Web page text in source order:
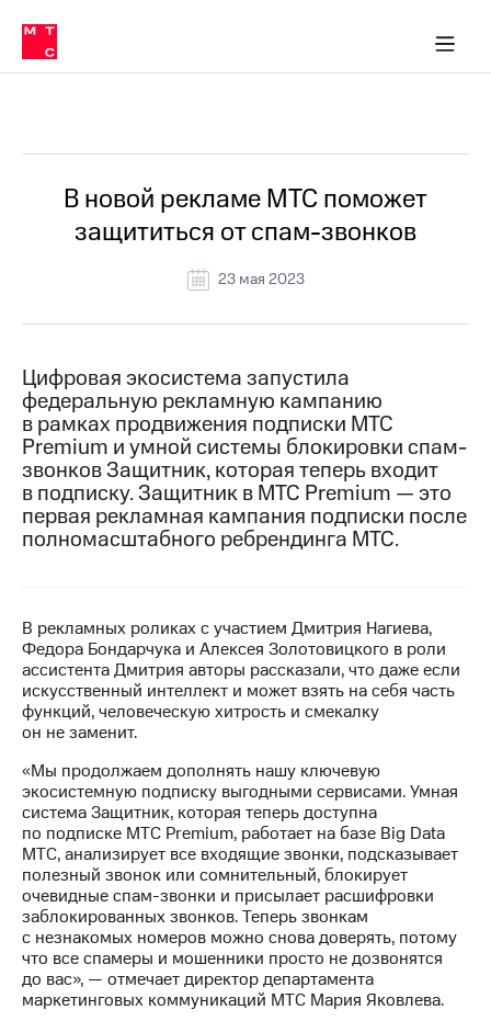
Медиа-центр
и акционерам
Устойчивое развитие
Комплаенс и деловая этика
компании
Карьера
История
компании
Руководство
Контакты
Медиа-центр
Пресс-
релизы
МТС
о технологиях
Интервью
Финансовая
отчетность
Контакты
Пригласить
спикера
и акционерам
Корпоративное
управление
Корпоративный
секретарь
Раскрытие
информации
Информация
в МТС
Пресс-
релизы
о технологиях
В новой рекламе МТС поможет
защититься от спам-звонков
23 мая 2023
Цифровая экосистема запустила
федеральную рекламную кампанию
в рамках продвижения подписки МТС
Premium и умной системы блокировки спам-
звонков Защитник, которая теперь входит
в подписку. Защитник в МТС Premium — это
первая рекламная кампания подписки после
полномасштабного ребрендинга МТС.
В рекламных роликах с участием Дмитрия Нагиева,
Федора Бондарчука и Алексея Золотовицкого в роли
ассистента Дмитрия авторы рассказали, что даже если
искусственный интеллект и может взять на себя часть
функций, человеческую хитрость и смекалку
он не заменит.
«Мы продолжаем дополнять нашу ключевую
экосистемную подписку выгодными сервисами. Умная
система Защитник, которая теперь доступна
по подписке МТС Premium, работает на базе Big Data
МТС, анализирует все входящие звонки, подсказывает
полезный звонок или сомнительный, блокирует
очевидные спам-звонки и присылает расшифровки
заблокированных звонков. Теперь звонкам
с незнакомых номеров можно снова доверять, потому
что все спамеры и мошенники просто не дозвонятся
до вас», — отмечает директор департамента
маркетинговых коммуникаций МТС Мария Яковлева.